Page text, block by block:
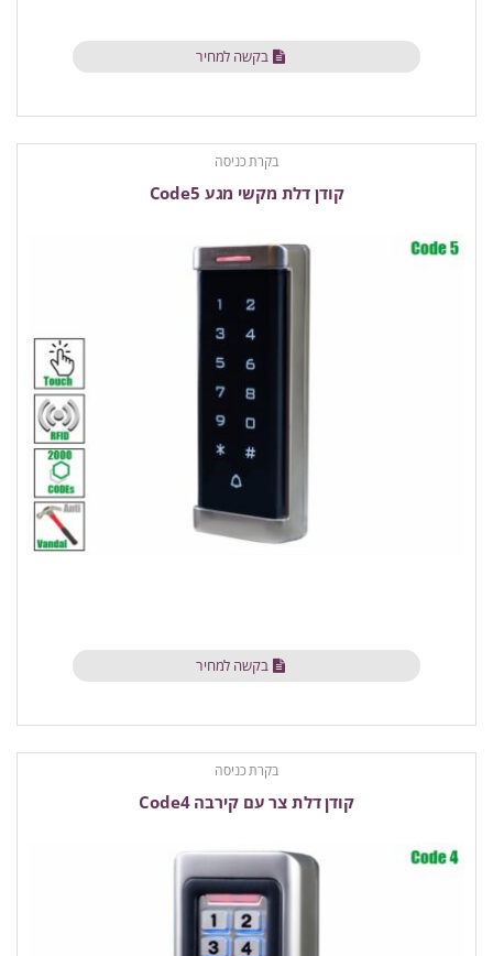
בקשה למחיר
בקרת כניסה
קודן דלת מקשי מגע Code5
בקשה למחיר
בקרת כניסה
קודן דלת צר עם קירבה Code4